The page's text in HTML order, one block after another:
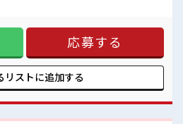
さんも活躍中》
まくり！ ＼遠方の方も安心◎寮
」のワンルーム寮 ◎家電付き1R寮 ◎駐
ち込みOK ほかにも... ・赴任時は現地ま
・寮から自転車やバイク通勤OKの寮もあ
・長岡京駅/京阪淀駅/阪急西山天王山駅
あり さらに大阪で「ハリウッド映画の世
休みの日がワクワクする事間違いなし！
！ 条件があえば応募のその日に入社決定
応募する
リストに追加する